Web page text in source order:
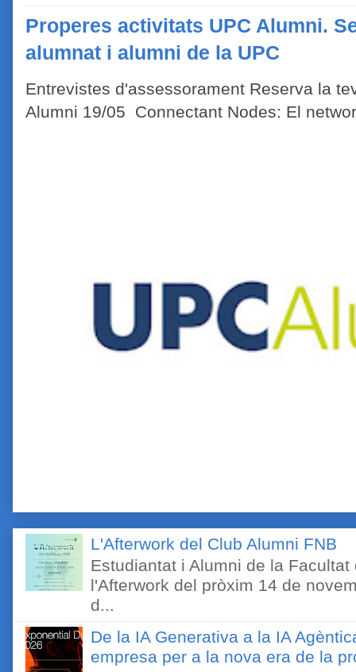
Properes activitats UPC Alumni.
alumnat i alumni de la UPC
Entrevistes d'assessorament Reserva la
Alumni 19/05 Connectant Nodes: El
L'Afterwork del Club Alumni FNB
Estudiantat i Alumni de la
l'Afterwork del pròxim 14 de
d...
De la IA Generativa a la IA
empresa per a la nova era de la